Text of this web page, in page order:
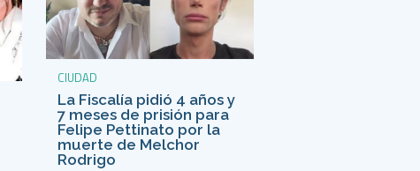
CIUDAD
La Fiscalía pidió 4 años y
7 meses de prisión para
Felipe Pettinato por la
muerte de Melchor
Rodrigo